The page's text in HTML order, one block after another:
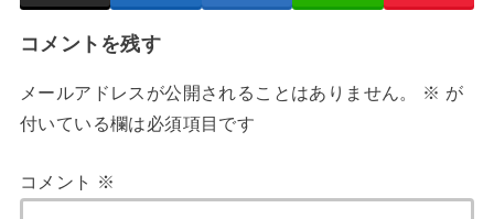
コメントを残す
メールアドレスが公開されることはありません。 ※ が
付いている欄は必須項目です
コメント ※